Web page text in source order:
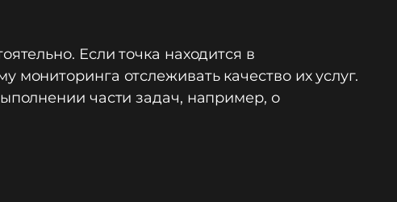
Если точка находится в
отслеживать качество их услуг.
части задач, например, о